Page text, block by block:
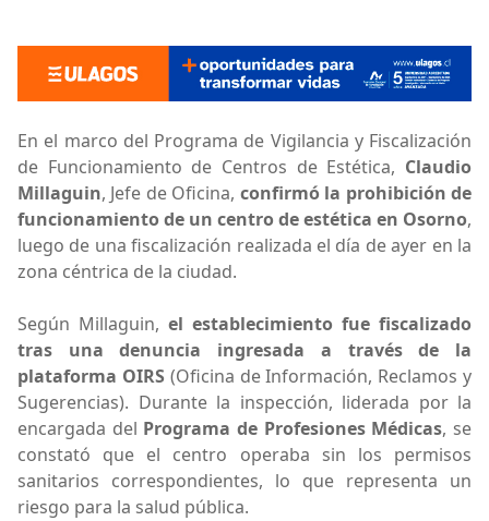
En el marco del Programa de Vigilancia y Fiscalización
de Funcionamiento de Centros de Estética, Claudio
Millaguin, Jefe de Oficina, confirmó la prohibición de
funcionamiento de un centro de estética en Osorno,
luego de una fiscalización realizada el día de ayer en la
zona céntrica de la ciudad.
Según Millaguin, el establecimiento fue fiscalizado
tras una denuncia ingresada a través de la
plataforma OIRS (Oficina de Información, Reclamos y
Sugerencias). Durante la inspección, liderada por la
encargada del Programa de Profesiones Médicas, se
constató que el centro operaba sin los permisos
sanitarios correspondientes, lo que representa un
riesgo para la salud pública.